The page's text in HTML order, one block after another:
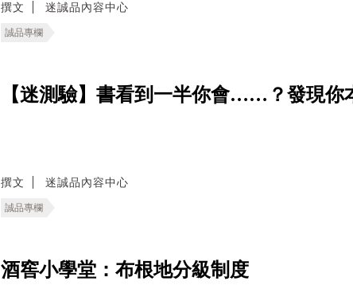
撰文 迷誠品內容中心
誠品專欄
【迷測驗】書看到一半你會……？發現你
撰文 迷誠品內容中心
誠品專欄
酒窖小學堂：布根地分級制度